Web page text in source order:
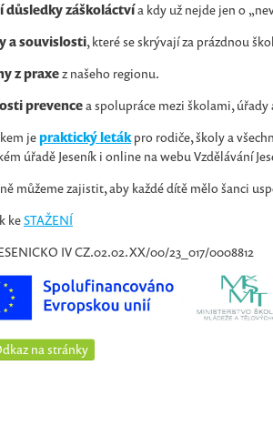
důsledky záškoláctvía kdy už nejde jen o
a souvislosti, které se skrývají za prázdnou
z praxez našeho regionu.
prevencea spolupráce mezi školami,
jepraktický letákpro rodiče, školy a
úřadě Jeseník i online na webu Vzdělávání
můžeme zajistit, aby každé dítě mělo šanci
keSTAŽENÍ
IV CZ.02.02.XX/00/23_017/0008812
na stránky